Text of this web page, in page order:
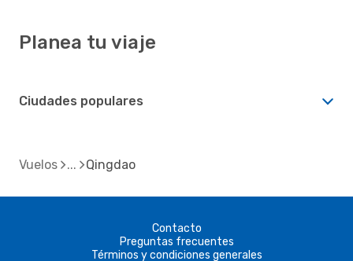
Planea tu viaje
Ciudades populares
Vuelos Qingdao
Contacto
Preguntas frecuentes
Términos y condiciones generales